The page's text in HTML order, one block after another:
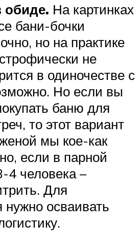
обиде. На картинках
бани-бочки
но на практике
не
в одиночестве с
Но если вы
баню для
то этот вариант
мы кое-как
если в парной
4 человека –
Для
осваивать